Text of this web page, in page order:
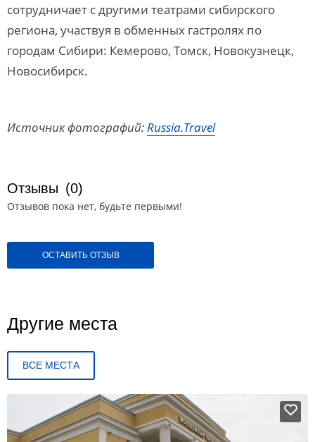
сотрудничает с другими театрами сибирского
региона, участвуя в обменных гастролях по
городам Сибири: Кемерово, Томск, Новокузнецк,
Новосибирск.
Источник фотографий:Russia.Travel
Отзывы (0)
Отзывов пока нет, будьте первыми!
ОСТАВИТЬ ОТЗЫВ
Другие места
ВСЕ МЕСТА